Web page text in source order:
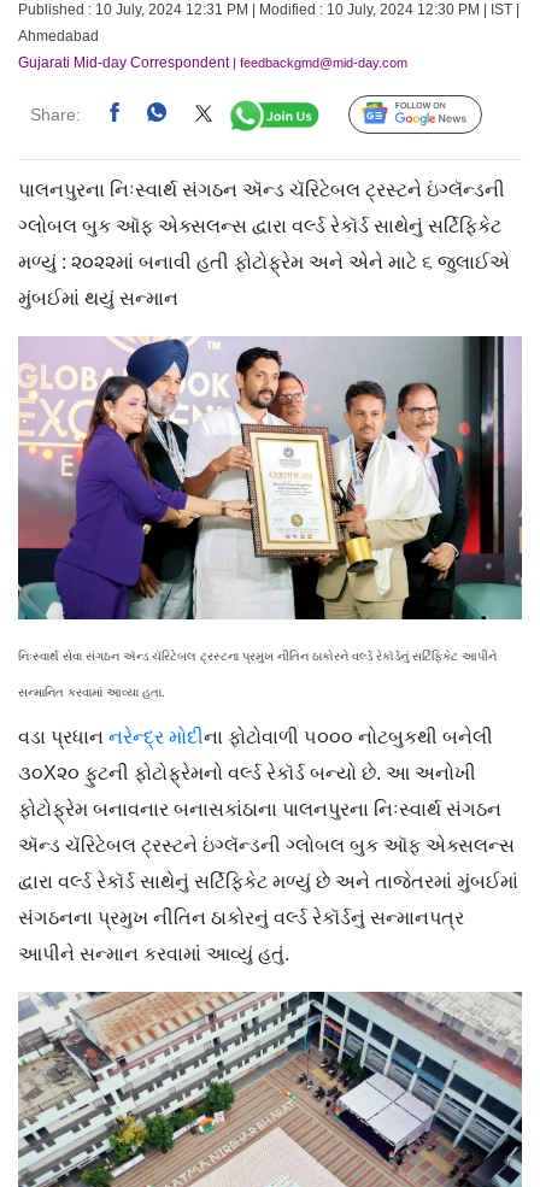
Published : 10 July, 2024 12:31 PM | Modified : 10 July, 2024 12:30 PM | IST |
Ahmedabad
Gujarati Mid-day Correspondent| feedbackgmd@mid-day.com
Share: Follow Us
પાલનપુરના નિઃસ્વાર્થ સંગઠન ઍન્ડ ચૅરિટેબલ ટ્રસ્ટને ઇંગ્લૅન્ડની
ગ્લોબલ બુક ઑફ એક્સલન્સ દ્વારા વર્લ્ડ રેકૉર્ડ સાથેનું સર્ટિફિકેટ
મળ્યું : ૨૦૨૨માં બનાવી હતી ફોટોફ્રેમ અને એને માટે ૬ જુલાઈએ
મુંબઈમાં થયું સન્માન
નિઃસ્વાર્થ સેવા સંગઠન ઍન્ડ ચૅરિટેબલ ટ્રસ્ટના પ્રમુખ નીતિન ઠાકોરને વર્લ્ડ રેકૉર્ડનું સર્ટિફિકેટ આપીને
સન્માનિત કરવામાં આવ્યા હતા.
વડા પ્રધાન નરેન્દ્ર મોદીના ફોટોવાળી ૫૦૦૦ નોટબુકથી બનેલી
૩૦X૨૦ ફુટની ફોટોફ્રેમનો વર્લ્ડ રેકૉર્ડ બન્યો છે. આ અનોખી
ફોટોફ્રેમ બનાવનાર બનાસકાંઠાના પાલનપુરના નિઃસ્વાર્થ સંગઠન
ઍન્ડ ચૅરિટેબલ ટ્રસ્ટને ઇંગ્લૅન્ડની ગ્લોબલ બુક ઑફ એક્સલન્સ
દ્વારા વર્લ્ડ રેકૉર્ડ સાથેનું સર્ટિફિકેટ મળ્યું છે અને તાજેતરમાં મુંબઈમાં
સંગઠનના પ્રમુખ નીતિન ઠાકોરનું વર્લ્ડ રેકૉર્ડનું સન્માનપત્ર
આપીને સન્માન કરવામાં આવ્યું હતું.